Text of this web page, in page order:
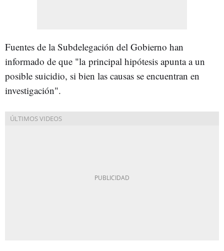
Fuentes de la Subdelegación del Gobierno han
informado de que "la principal hipótesis apunta a un
posible suicidio, si bien las causas se encuentran en
investigación".